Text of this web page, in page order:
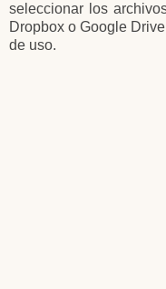
seleccionar los
Dropbox o Google
de uso.